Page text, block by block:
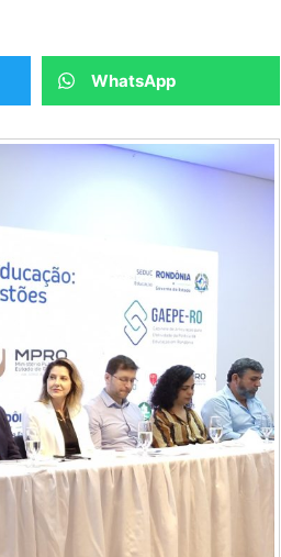
WhatsApp